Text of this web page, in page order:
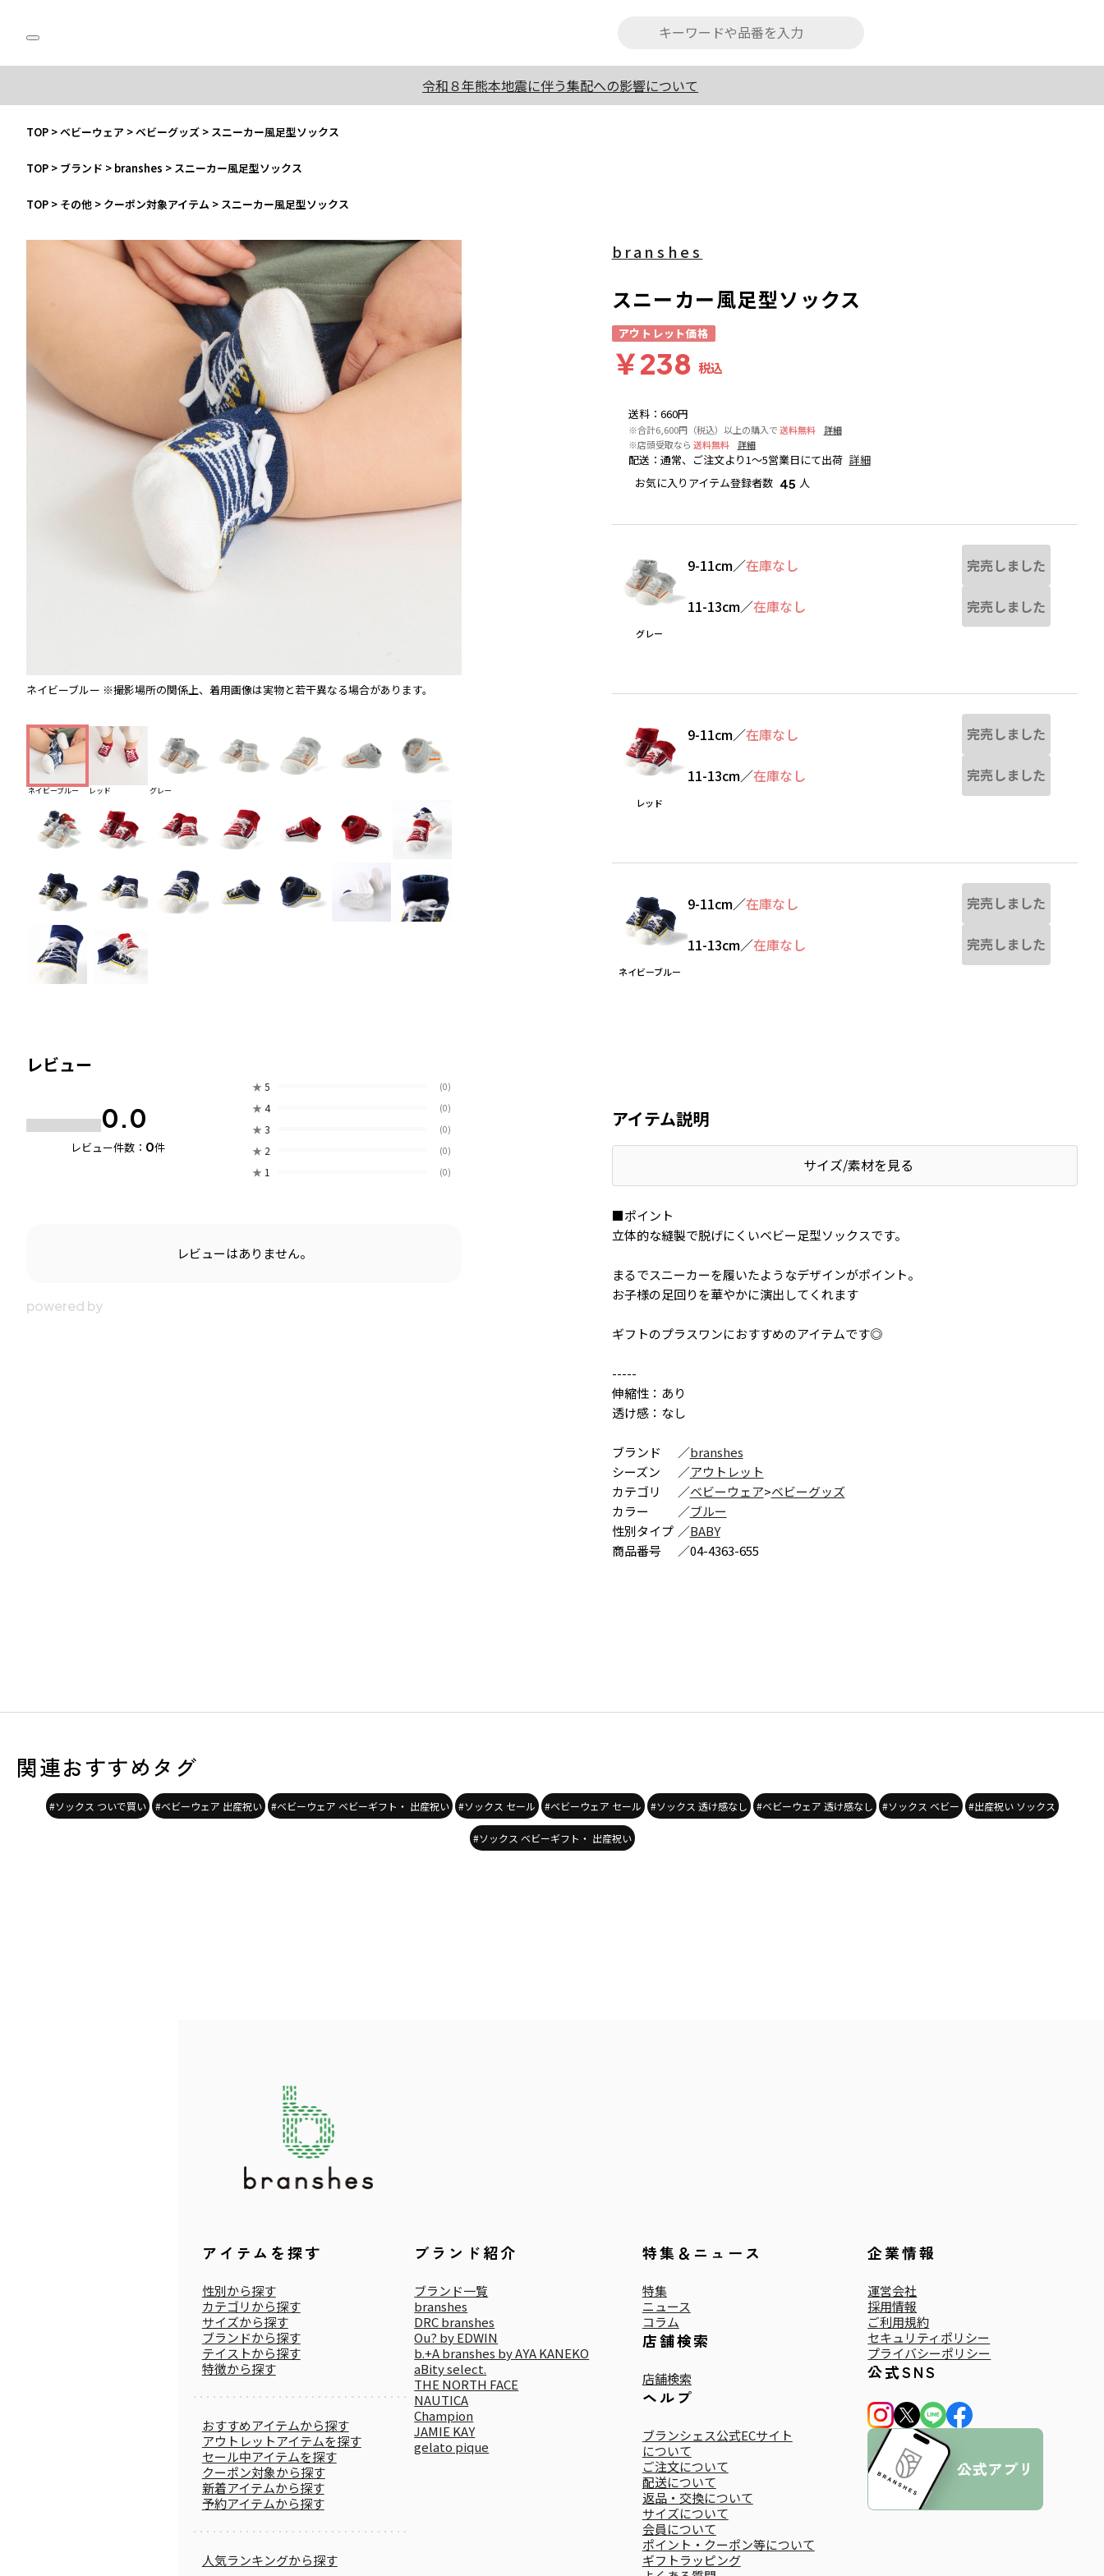
令和８年熊本地震に伴う集配への影響について
TOP >ベビーウェア >ベビーグッズ > スニーカー風足型ソックス
TOP > ブランド > branshes > スニーカー風足型ソックス
TOP > その他 > クーポン対象アイテム > スニーカー風足型ソックス
ネイビーブルー ※撮影場所の関係上、着用画像は実物と若干異なる場合があります。 ※撮影場所の関係上、着用画像は実物と若干異なる場合があります。 グレー※撮影場所の関係上、着用画像は
ネイビーブルー レッド グレー
レビュー
0.0
レビュー件数： 0件
★ 5 (0)
★ 4 (0)
★ 3 (0)
★ 2 (0)
★ 1 (0)
レビューはありません。
送料： 660円
※合計6,600円（税込）以上の購入で送料無料
詳細
※店頭受取なら 送料無料 詳細
配送 ： 通常、ご注文より1～5営業日にて出荷 詳細
お気に入りアイテム登録者数 45 人
branshes
スニーカー風足型ソックス
アウトレット価格
￥238 税込
グレー
9-11cm／在庫なし 完売しました
11-13cm／在庫なし 完売しました
レッド
9-11cm／在庫なし 完売しました
11-13cm／在庫なし 完売しました
ネイビーブルー
9-11cm／在庫なし 完売しました
11-13cm／在庫なし 完売しました
アイテム説明
サイズ/素材を見る
■ポイント
立体的な縫製で脱げにくいベビー足型ソックスです。
まるでスニーカーを履いたようなデザインがポイント。
お子様の足回りを華やかに演出してくれます
ギフトのプラスワンにおすすめのアイテムです◎
-----
伸縮性：あり
透け感：なし
ブランド ／branshes
シーズン
／アウトレット
カテゴリ
／ベビーウェア>ベビーグッズ
カラー
／ブルー
性別タイプ ／BABY
商品番号
／04-4363-655
関連おすすめタグ
#ソックス ついで買い #ベビーウェア 出産祝い #ベビーウェア ベビーギフト・ 出産祝い #ソックス セール #ベビーウェア セール #ソックス 透け感なし #ベビーウェア 透け感なし #ソックス ベビー #出産祝い ソックス
#ソックス ベビーギフト・ 出産祝い
アイテムを探す
性別から探す
カテゴリから探す
サイズから探す
ブランドから探す
テイストから探す
特徴から探す
おすすめアイテムから探す
アウトレットアイテムを探す
セール中アイテムを探す
クーポン対象から探す
新着アイテムから探す
予約アイテムから探す
人気ランキングから探す
ブランド紹介
ブランド一覧
branshes
DRC branshes
Ou? by EDWIN
b.+A branshes by AYA KANEKO
aBity select.
THE NORTH FACE
NAUTICA
Champion
JAMIE KAY
gelato pique
特集＆ニュース
特集
ニュース
コラム
店舗検索
店舗検索
ヘルプ
ブランシェス公式ECサイト
について
ご注文について
配送について
返品・交換について
サイズについて
会員について
ポイント・クーポン等について
ギフトラッピング
企業情報
運営会社
採用情報
ご利用規約
セキュリティポリシー
プライバシーポリシー
公式SNS